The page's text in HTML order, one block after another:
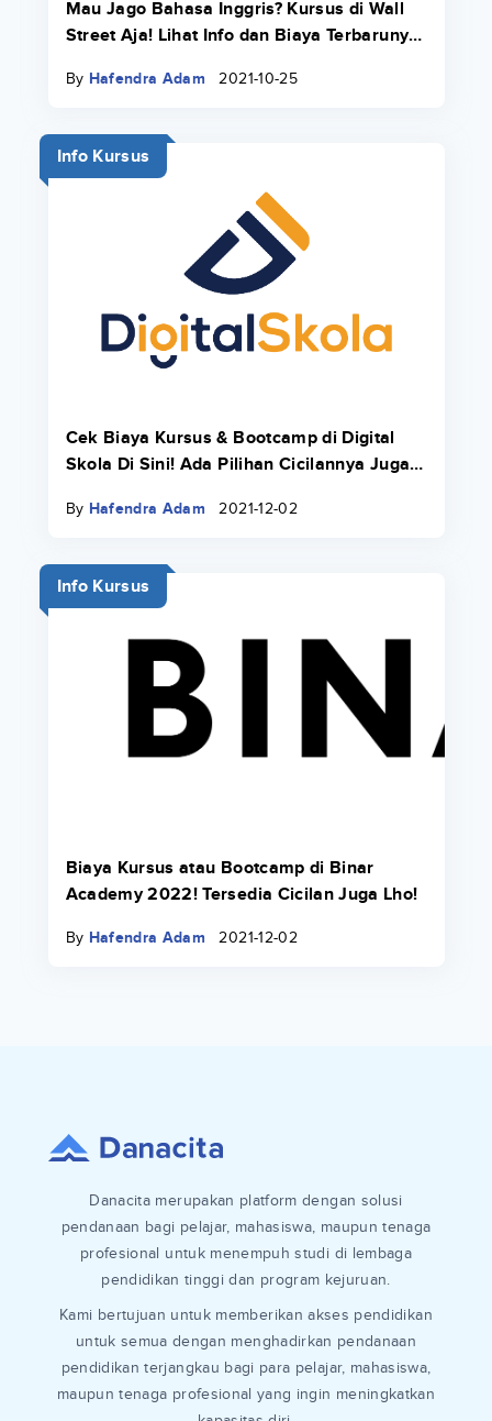
Mau Jago Bahasa Inggris? Kursus di Wall
Street Aja! Lihat Info dan Biaya Terbarunya
By Hafendra Adam 2021-10-25
Info Kursus
Cek Biaya Kursus & Bootcamp di Digital
Skola Di Sini! Ada Pilihan Cicilannya Juga
By Hafendra Adam 2021-12-02
Info Kursus
Biaya Kursus atau Bootcamp di Binar
Academy 2022! Tersedia Cicilan Juga Lho!
By Hafendra Adam 2021-12-02
Danacita merupakan platform dengan solusi
pendanaan bagi pelajar, mahasiswa, maupun tenaga
profesional untuk menempuh studi di lembaga
pendidikan tinggi dan program kejuruan.
Kami bertujuan untuk memberikan akses pendidikan
untuk semua dengan menghadirkan pendanaan
pendidikan terjangkau bagi para pelajar, mahasiswa,
maupun tenaga profesional yang ingin meningkatkan